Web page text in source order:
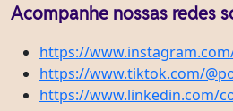
Acompanhe nossas redes
https://
https://www.tiktok.com/
https://www.linkedin.com/